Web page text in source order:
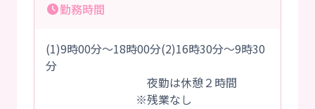
勤務時間
(1)9時00分～18時00分(2)16時30分～9時30
分
夜勤は休憩２時間
※残業なし